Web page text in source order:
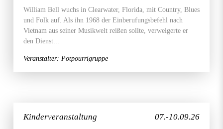
William Bell wuchs in Clearwater, Florida, mit Country, Blues
und Folk auf. Als ihn 1968 der Einberufungsbefehl nach
Vietnam aus seiner Musikwelt reißen sollte, verweigerte er
den Dienst...
Veranstalter: Potpourrigruppe
07.-10.09.26
Kinderveranstaltung